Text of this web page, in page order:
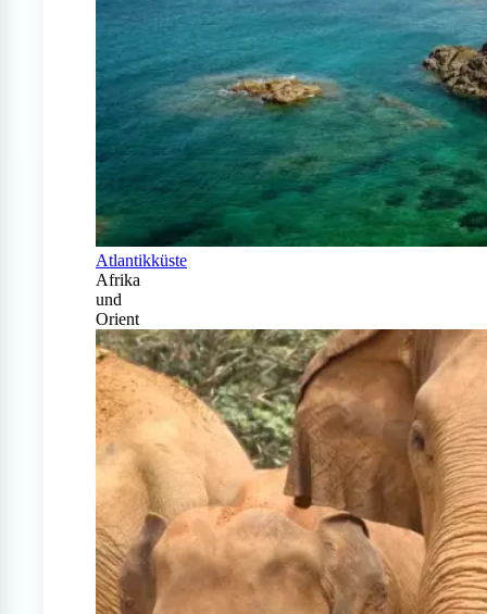
Atlantikküste
Afrika
und
Orient